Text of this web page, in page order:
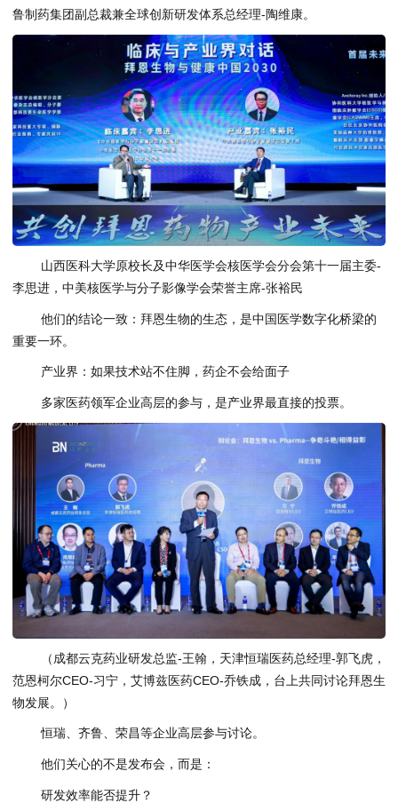
鲁制药集团副总裁兼全球创新研发体系总经理-陶维康。
山西医科大学原校长及中华医学会核医学会分会第十一届主委-
李思进，中美核医学与分子影像学会荣誉主席-张裕民
他们的结论一致：拜恩生物的生态，是中国医学数字化桥梁的
重要一环。
产业界：如果技术站不住脚，药企不会给面子
多家医药领军企业高层的参与，是产业界最直接的投票。
（成都云克药业研发总监-王翰，天津恒瑞医药总经理-郭飞虎，
范恩柯尔CEO-习宁，艾博兹医药CEO-乔铁成，台上共同讨论拜恩生
物发展。）
恒瑞、齐鲁、荣昌等企业高层参与讨论。
他们关心的不是发布会，而是：
研发效率能否提升？